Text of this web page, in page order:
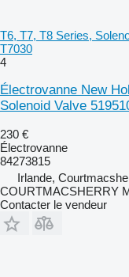
T6, T7, T8 Series,
T7030
4
Électrovanne New
Solenoid Valve
230 €
Électrovanne
84273815
Irlande,
COURTMACSHERRY
Contacter le vendeur